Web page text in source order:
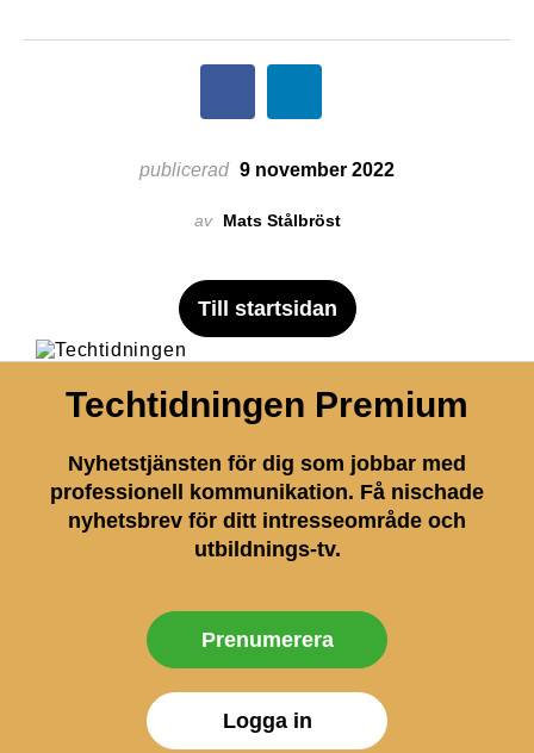
publicerad 9 november 2022
av Mats Stålbröst
Till startsidan
Techtidningen Premium
Nyhetstjänsten för dig som jobbar med
professionell kommunikation. Få nischade
nyhetsbrev för ditt intresseområde och
utbildnings-tv.
Prenumerera
Logga in